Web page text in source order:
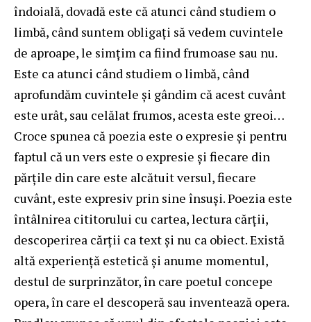
îndoială, dovadă este că atunci când studiem o
limbă, când suntem obligaţi să vedem cuvintele
de aproape, le simţim ca fiind frumoase sau nu.
Este ca atunci când studiem o limbă, când
aprofundăm cuvintele şi gândim că acest cuvânt
este urât, sau celălat frumos, acesta este greoi…
Croce spunea că poezia este o expresie şi pentru
faptul că un vers este o expresie şi fiecare din
părţile din care este alcătuit versul, fiecare
cuvânt, este expresiv prin sine însuşi. Poezia este
întâlnirea cititorului cu cartea, lectura cărţii,
descoperirea cărţii ca text şi nu ca obiect. Există
altă experienţă estetică şi anume momentul,
destul de surprinzător, în care poetul concepe
opera, în care el descoperă sau inventează opera.